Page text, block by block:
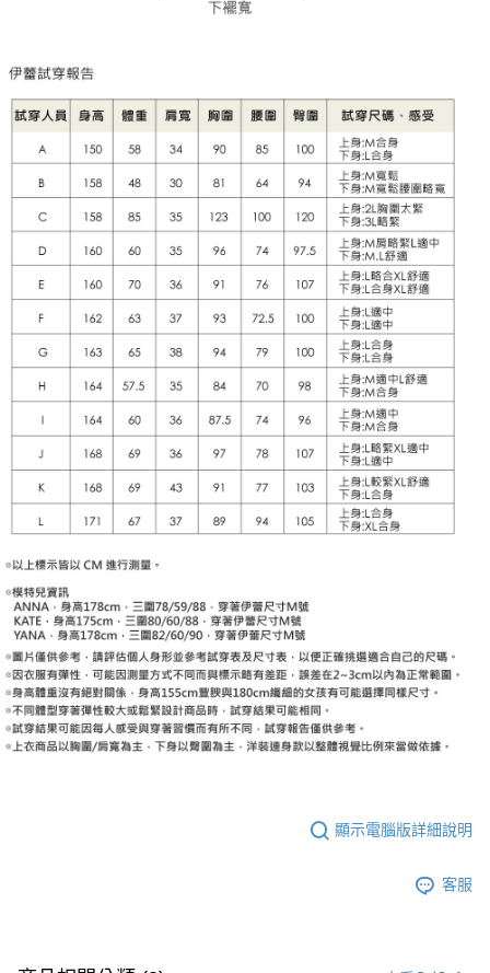
顯示電腦版詳細說明
客服